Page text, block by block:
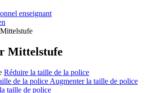
enseignant
Mittelstufe
Réduire la taille de la police
Augmenter la taille de police